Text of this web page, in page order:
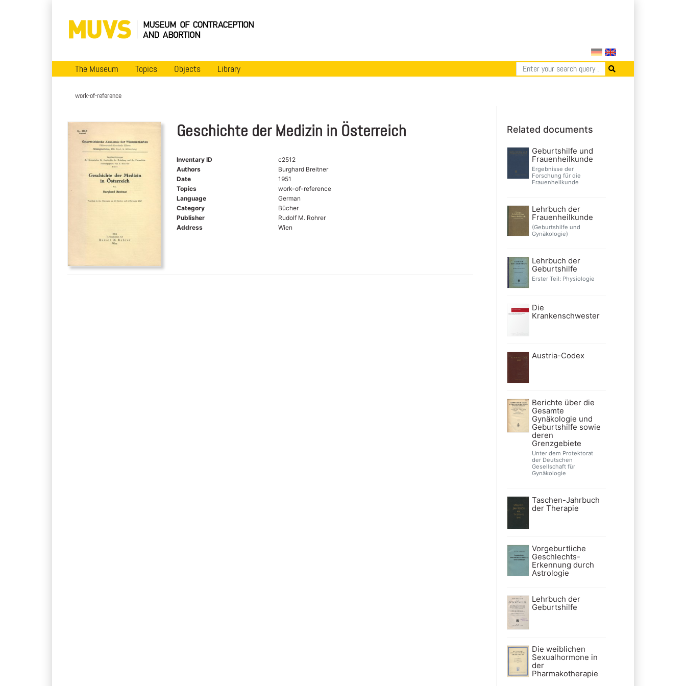
The Museum Topics Objects Library
work-of-reference
Geschichte der Medizin in Österreich
Inventary ID
c2512
Authors
Burghard Breitner
Date
1951
Topics
work-of-reference
Language
German
Category
Bücher
Publisher
Rudolf M. Rohrer
Address
Wien
Related documents
Geburtshilfe und
Frauenheilkunde
Ergebnisse der
Forschung für die
Frauenheilkunde
Lehrbuch der
Frauenheilkunde
(Geburtshilfe und
Gynäkologie)
Lehrbuch der
Geburtshilfe
Erster Teil: Physiologie
Die
Krankenschwester
Austria-Codex
Berichte über die
Gesamte
Gynäkologie und
Geburtshilfe sowie
deren
Grenzgebiete
Unter dem Protektorat
der Deutschen
Gesellschaft für
Gynäkologie
Taschen-Jahrbuch
der Therapie
Vorgeburtliche
Geschlechts-
Erkennung durch
Astrologie
Lehrbuch der
Geburtshilfe
Die weiblichen
Sexualhormone in
der
Pharmakotherapie